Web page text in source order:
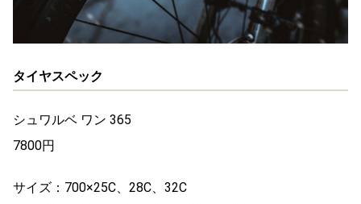
タイヤスペック
シュワルベ ワン 365
7800円
サイズ：700×25C、28C、32C